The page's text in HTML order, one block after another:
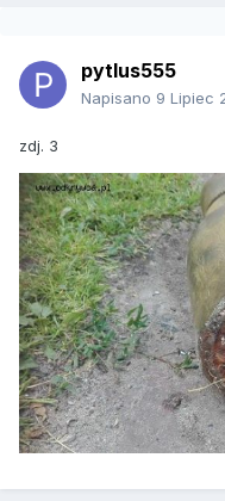
pytlus555
Napisano 9 Lipiec
zdj. 3